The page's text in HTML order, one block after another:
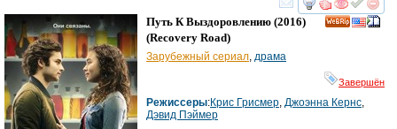
смотреть
Путь К Выздоровлению (2016)
(Recovery Road)
Зарубежный сериал, драма
Завершён
Режиссеры:Крис Грисмер, Джоэнна Кернс,
Дэвид Пэймер